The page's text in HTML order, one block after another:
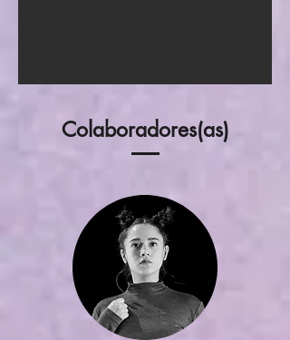
Colaboradores(as)